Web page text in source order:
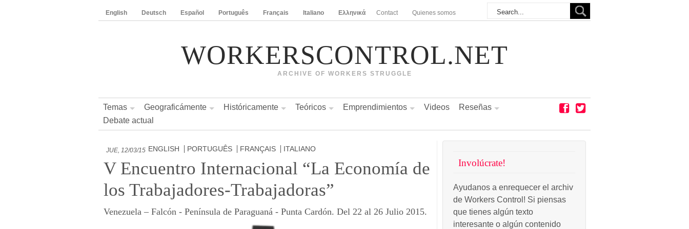
English Deutsch Español Português Français Italiano Ελληνικά Contact Quienes somos
WORKERSCONTROL.NET
ARCHIVE OF WORKERS STRUGGLE
Temas Geograficámente Históricamente Teóricos Emprendimientos Videos
Reseñas
Debate actual
JUE, 12/03/15 ENGLISH PORTUGUÊS FRANÇAIS ITALIANO
V Encuentro Internacional “La Economía de
los Trabajadores-Trabajadoras”
Venezuela – Falcón - Península de Paraguaná - Punta Cardón. Del 22 al 26 Julio 2015.
Involúcrate!
Ayudanos a enrequecer el archiv
de Workers Control! Si piensas
que tienes algún texto
interesante o algún contenido